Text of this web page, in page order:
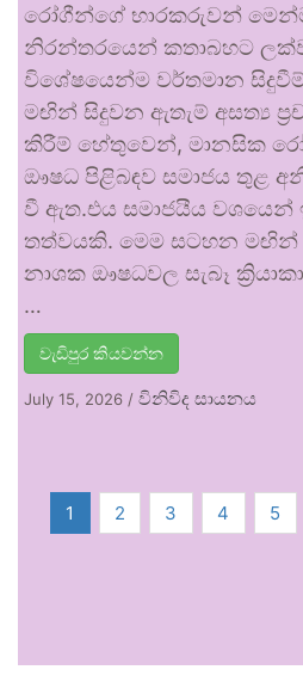
රෝගීන්ගේ භාරකරුවන්
නිරන්තරයෙන් කතාබහට
විශේෂයෙන්ම වර්තමාන
මඟින් සිදුවන ඇතැම් අසත්‍ය
කිරීම් හේතුවෙන්, මානසික
ඖෂධ පිළිබඳව සමාජය තුළ
වී ඇත.එය සමාජයීය වශයෙන්
තත්වයකි. මෙම සටහන මඟින්
නාශක ඖෂධවල සැබෑ
…
වැඩිපුර කියවන්න
July 15, 2026 / විනිවිද සායනය
1 2 3 4 5